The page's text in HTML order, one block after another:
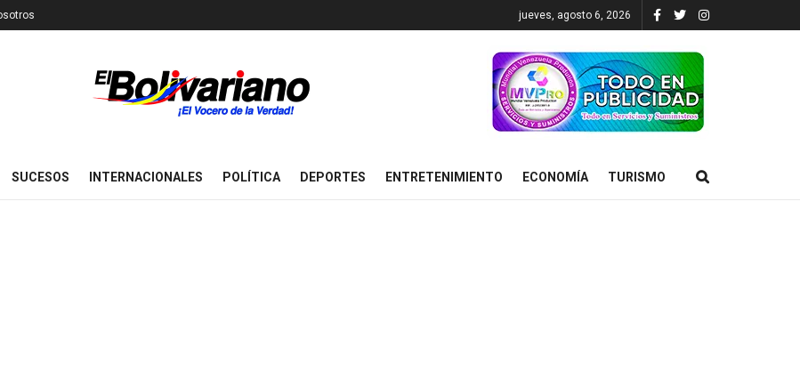
jueves, agosto 6, 2026
SUCESOS INTERNACIONALES POLÍTICA DEPORTES ENTRETENIMIENTO ECONOMÍA TURISMO